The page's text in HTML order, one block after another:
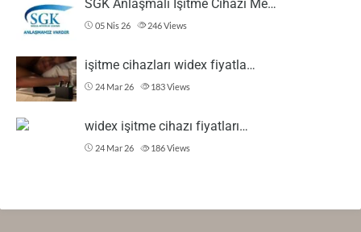
SGK Anlaşmalı İşitme Cihazı Me…
05 Nis 26 246Views
işitme cihazları widex fiyatla…
24 Mar 26 183Views
widex işitme cihazı fiyatları…
24 Mar 26 186Views